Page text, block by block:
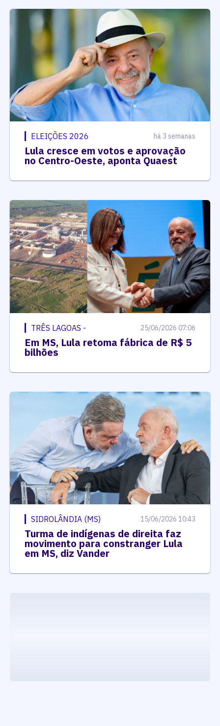
ELEIÇÕES 2026 há 3 semanas
Lula cresce em votos e aprovação
no Centro-Oeste, aponta Quaest
TRÊS LAGOAS - 25/06/2026 07:06
Em MS, Lula retoma fábrica de R$ 5
bilhões
SIDROLÂNDIA (MS) 15/06/2026 10:43
Turma de indígenas de direita faz
movimento para constranger Lula
em MS, diz Vander